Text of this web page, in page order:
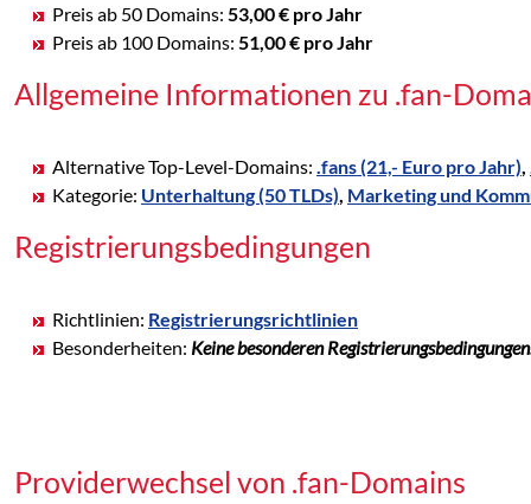
Preis ab 50 Domains: 53,00 € pro Jahr
Preis ab 100 Domains: 51,00 € pro Jahr
Allgemeine Informationen zu .fan-
Alternative Top-Level-Domains: .fans (21,- Euro pro Jahr)
Kategorie: Unterhaltung (50 TLDs) Marketing und
Registrierungsbedingungen
Richtlinien: Registrierungsrichtlinien
Besonderheiten: Keine besonderen
Providerwechsel von .fan-Domains